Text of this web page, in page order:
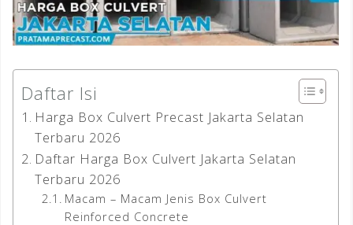
Daftar Isi
Harga Box Culvert Precast Jakarta Selatan
Terbaru 2026
Daftar Harga Box Culvert Jakarta Selatan
Terbaru 2026
Macam – Macam Jenis Box Culvert
Reinforced Concrete